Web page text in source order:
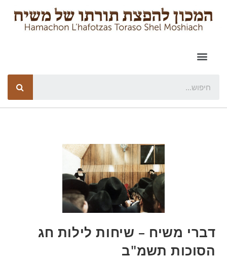
דברי משיח – שיחות לילות חג
הסוכות תשמ"ב